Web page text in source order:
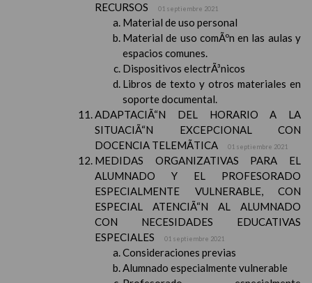
RECURSOS
01 septiembre 2021
Material de uso personal
Material de uso comÃºn en las aulas y
espacios comunes.
Dispositivos electrÃ³nicos
Libros de texto y otros materiales en
soporte documental.
ADAPTACIÃ“N DEL HORARIO A LA
SITUACIÃ“N EXCEPCIONAL CON
DOCENCIA TELEMÃTICA
01 septiembre 2021
MEDIDAS ORGANIZATIVAS PARA EL
ALUMNADO Y EL PROFESORADO
ESPECIALMENTE VULNERABLE, CON
ESPECIAL ATENCIÃ“N AL ALUMNADO
CON NECESIDADES EDUCATIVAS
ESPECIALES
01 septiembre 2021
Consideraciones previas
Alumnado especialmente vulnerable